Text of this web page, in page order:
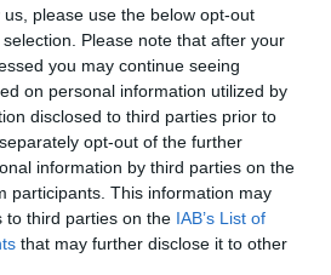
please use the below opt-out
Please note that after your
you may continue seeing
on personal information utilized by
disclosed to third parties prior to
opt-out of the further
information by third parties on the
participants. This information may
to third parties on the IAB’s List of
that may further disclose it to other